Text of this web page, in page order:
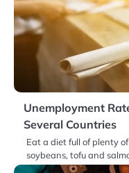
Unemployment
Several Countries
Eat a diet full of plenty
soybeans, tofu and